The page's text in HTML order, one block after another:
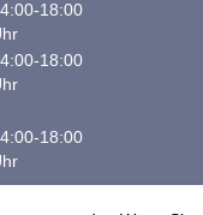
18:00
18:00
18:00